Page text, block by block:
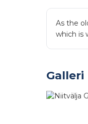
As the
which is
Galleri